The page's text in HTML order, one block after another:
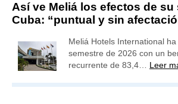
Así ve Meliá los efectos de su
Cuba: “puntual y sin
Meliá Hotels International
semestre de 2026 con un
recurrente de 83,4… Leer